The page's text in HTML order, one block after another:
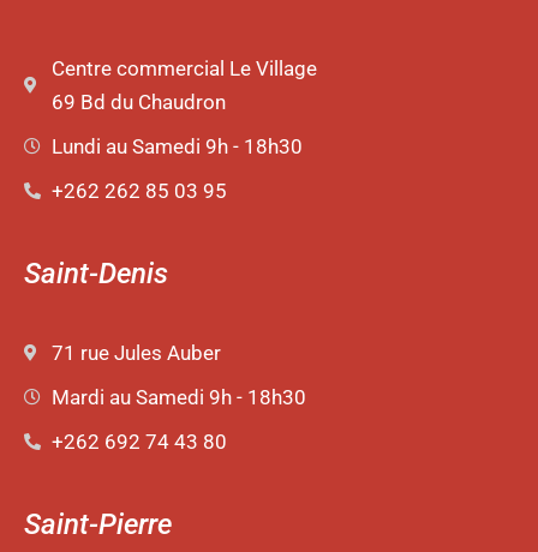
Centre commercial Le Village
69 Bd du Chaudron
Lundi au Samedi 9h - 18h30
+262 262 85 03 95
Saint-Denis
71 rue Jules Auber
Mardi au Samedi 9h - 18h30
+262 692 74 43 80
Saint-Pierre